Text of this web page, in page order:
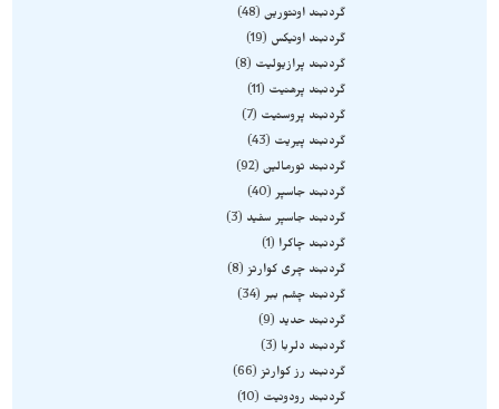
گردنبند اونتورین 48
گردنبند اونیکس
19
گردنبند پرازیولیت
8
گردنبند پرهنیت
11
گردنبند پروستیت
7
گردنبند پیریت
43
گردنبند تورمالین 92
گردنبند جاسپر 40
گردنبند جاسپر سفید
3
گردنبند چاکرا
1
گردنبند چری کوارتز 8
گردنبند چشم ببر 34
گردنبند حدید
9
گردنبند دلربا
3
گردنبند رز کوارتز 66
گردنبند رودونیت
10